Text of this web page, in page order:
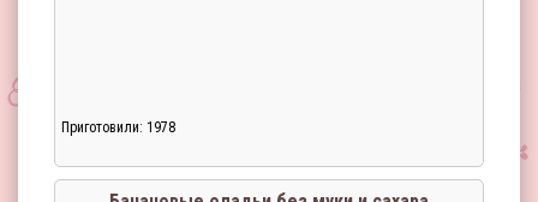
Приготовили: 1978